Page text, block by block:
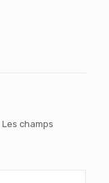
Les champs